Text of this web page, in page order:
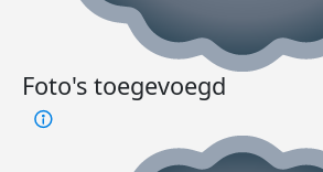
Foto's toegevoegd